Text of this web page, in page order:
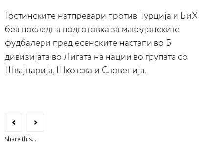
Гостинските натпревари против Турција и БиХ
беа последна подготовка за македонските
фудбалери пред есенските настапи во Б
дивизијата во Лигата на нации во групата со
Швајцарија, Шкотска и Словенија.
Share this...